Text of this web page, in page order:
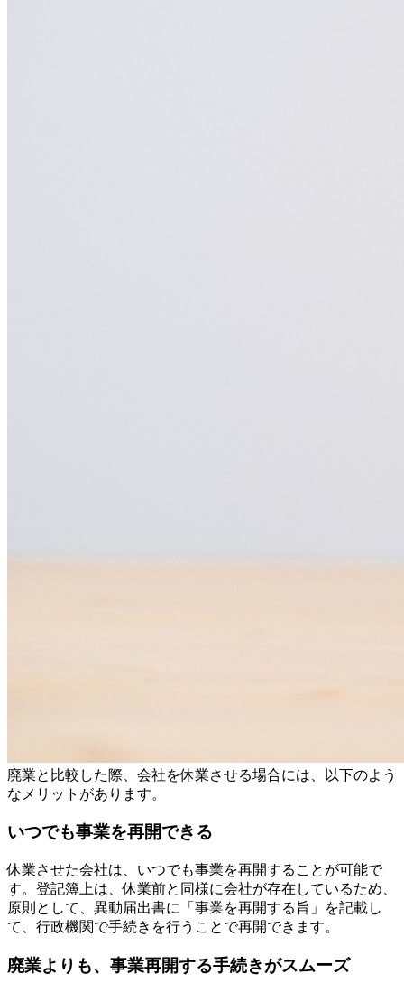
廃業と比較した際、会社を休業させる場合には、以下のよう
なメリットがあります。
いつでも事業を再開できる
休業させた会社は、いつでも事業を再開することが可能で
す。登記簿上は、休業前と同様に会社が存在しているため、
原則として、異動届出書に「事業を再開する旨」を記載し
て、行政機関で手続きを行うことで再開できます。
廃業よりも、事業再開する手続きがスムーズ